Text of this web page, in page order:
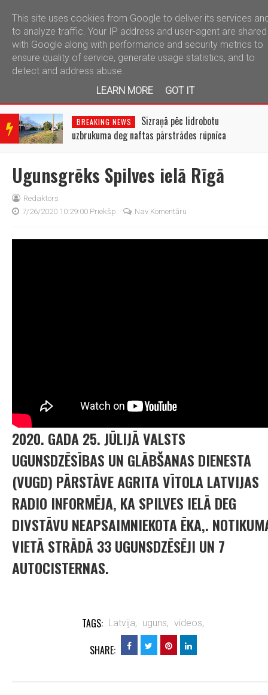
telegram
BRE
AKIN
NEW
BREAKING NEWS
Sizraņā pēc lidrobotu
uzbrukuma deg naftas pārstrādes rūpnīca
Ugunsgrēks Spilves ielā Rīgā
Redaktors
7/26/2020 10:29:00 Priekšp.
Nav Komentāru
2020. GADA 25. JŪLIJĀ VALSTS
UGUNSDZĒSĪBAS UN GLĀBŠANAS DIENESTA
(VUGD) PĀRSTĀVE AGRITA VĪTOLA LATVIJAS
RADIO INFORMĒJA, KA SPILVES IELĀ DEG
DIVSTĀVU NEAPSAIMNIEKOTA ĒKA,.
VIETĀ STRĀDĀ 33 UGUNSDZĒSĒJI UN 7
AUTOCISTERNAS.
TAGS: Latvija, uguns, videos,
SHARE:
This site uses cookies from Google to deliver its services
to analyze traffic. Your IP address and user-agent are shared
with Google along with performance and security metrics to
ensure quality of service, generate usage statistics, and to
detect and address abuse.
LEARN MORE
GOT IT